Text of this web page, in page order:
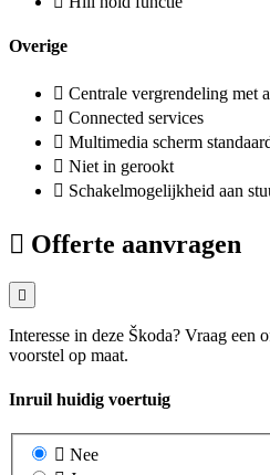
Overige
Centrale vergrendeling met
Connected services
Multimedia scherm
Niet in gerookt
Schakelmogelijkheid aan
Offerte aanvragen
Interesse in deze Škoda? Vraag een
voorstel op maat.
Inruil huidig voertuig
Nee